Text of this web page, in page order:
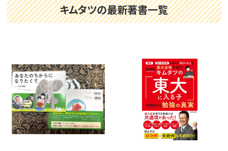
キムタツの最新著書一覧